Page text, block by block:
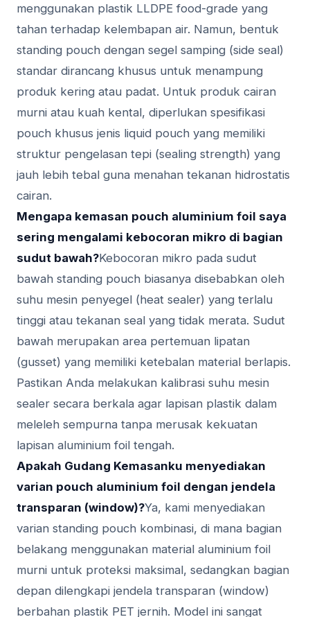
menggunakan plastik LLDPE food-grade yang
tahan terhadap kelembapan air. Namun, bentuk
standing pouch dengan segel samping (side seal)
standar dirancang khusus untuk menampung
produk kering atau padat. Untuk produk cairan
murni atau kuah kental, diperlukan spesifikasi
pouch khusus jenis liquid pouch yang memiliki
struktur pengelasan tepi (sealing strength) yang
jauh lebih tebal guna menahan tekanan hidrostatis
cairan.
Mengapa kemasan pouch aluminium foil saya
sering mengalami kebocoran mikro di bagian
sudut bawah?Kebocoran mikro pada sudut
bawah standing pouch biasanya disebabkan oleh
suhu mesin penyegel (heat sealer) yang terlalu
tinggi atau tekanan seal yang tidak merata. Sudut
bawah merupakan area pertemuan lipatan
(gusset) yang memiliki ketebalan material berlapis.
Pastikan Anda melakukan kalibrasi suhu mesin
sealer secara berkala agar lapisan plastik dalam
meleleh sempurna tanpa merusak kekuatan
lapisan aluminium foil tengah.
Apakah Gudang Kemasanku menyediakan
varian pouch aluminium foil dengan jendela
transparan (window)?Ya, kami menyediakan
varian standing pouch kombinasi, di mana bagian
belakang menggunakan material aluminium foil
murni untuk proteksi maksimal, sedangkan bagian
depan dilengkapi jendela transparan (window)
berbahan plastik PET jernih. Model ini sangat